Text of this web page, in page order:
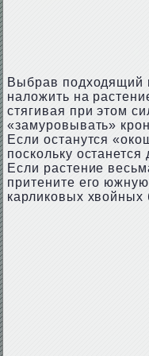
Выбрав подходящий
наложить на
стягивая при этом
«замуровывать»
Если останутся
поскольку
Если растение
притените его
карликовых хвойных